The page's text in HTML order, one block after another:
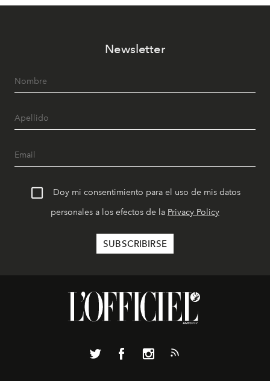
Newsletter
Doy mi consentimiento para el uso de mis datos
personales a los efectos de la Privacy Policy